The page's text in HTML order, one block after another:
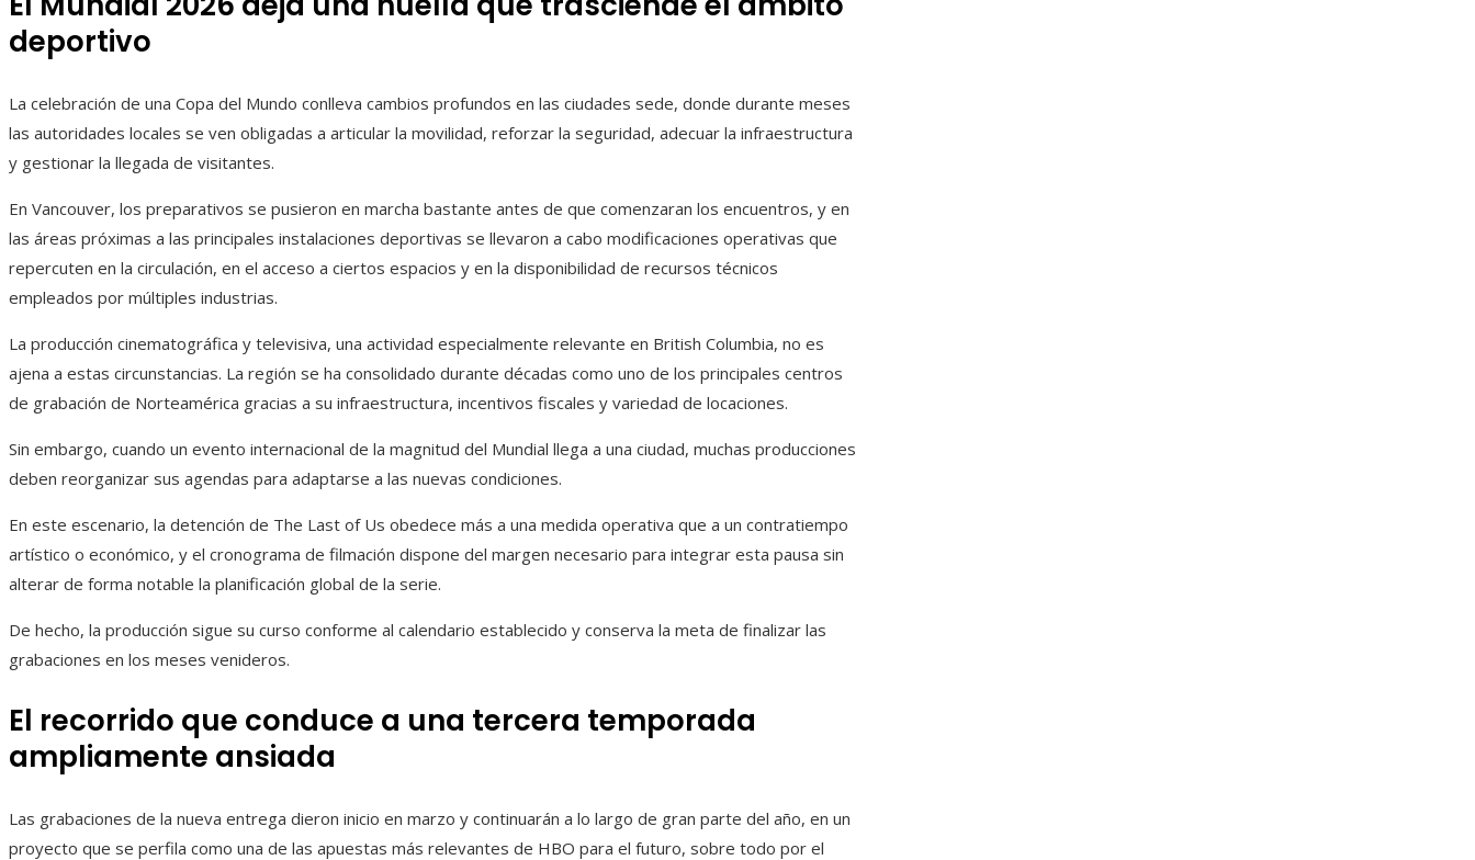
deportivo
La celebración de una Copa del Mundo conlleva cambios profundos en las ciudades sede, donde durante meses
las autoridades locales se ven obligadas a articular la movilidad, reforzar la seguridad, adecuar la infraestructura
y gestionar la llegada de visitantes.
En Vancouver, los preparativos se pusieron en marcha bastante antes de que comenzaran los encuentros, y en
las áreas próximas a las principales instalaciones deportivas se llevaron a cabo modificaciones operativas que
repercuten en la circulación, en el acceso a ciertos espacios y en la disponibilidad de recursos técnicos
empleados por múltiples industrias.
La producción cinematográfica y televisiva, una actividad especialmente relevante en British Columbia, no es
ajena a estas circunstancias. La región se ha consolidado durante décadas como uno de los principales centros
de grabación de Norteamérica gracias a su infraestructura, incentivos fiscales y variedad de locaciones.
Sin embargo, cuando un evento internacional de la magnitud del Mundial llega a una ciudad, muchas producciones
deben reorganizar sus agendas para adaptarse a las nuevas condiciones.
En este escenario, la detención de The Last of Us obedece más a una medida operativa que a un contratiempo
artístico o económico, y el cronograma de filmación dispone del margen necesario para integrar esta pausa sin
alterar de forma notable la planificación global de la serie.
De hecho, la producción sigue su curso conforme al calendario establecido y conserva la meta de finalizar las
grabaciones en los meses venideros.
El recorrido que conduce a una tercera temporada
ampliamente ansiada
Las grabaciones de la nueva entrega dieron inicio en marzo y continuarán a lo largo de gran parte del año, en un
proyecto que se perfila como una de las apuestas más relevantes de HBO para el futuro, sobre todo por el